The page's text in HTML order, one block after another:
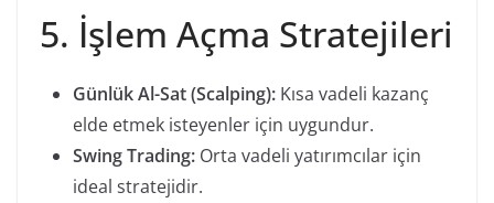
5. İşlem Açma Stratejileri
Günlük Al-Sat (Scalping): Kısa vadeli kazanç
elde etmek isteyenler için uygundur.
Swing Trading: Orta vadeli yatırımcılar için
ideal stratejidir.